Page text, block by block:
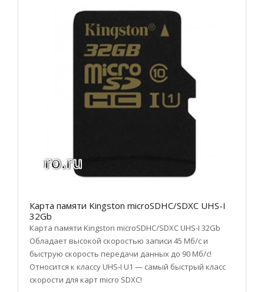
Карта памяти Kingston microSDHC/SDXC UHS-I
32Gb
Карта памяти Kingston microSDHC/SDXC UHS-I 32Gb
Обладает высокой скоростью записи 45 Мб/с и
быструю скорость передачи данных до 90 Мб/с!
Относится к классу UHS-I U1 — самый быстрый класс
скорости для карт micro SDXC!